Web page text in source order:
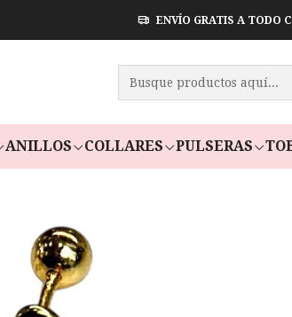
ANILLOS COLLARES PULSERAS
ENVÍO GRATIS A TODO